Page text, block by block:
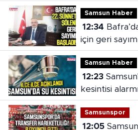
Samsun Haber
12:34
için geri sayım
Samsun Haber
12:23Samsun'da 5 ilçede su
kesintisi
Samsunspor
12:05Samsunspor’da büyük